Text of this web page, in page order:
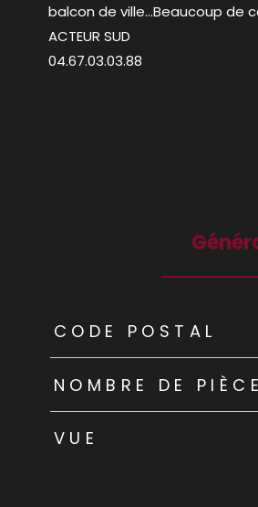
balcon de ville...Beaucoup de
ACTEUR SUD
04.67.03.03.88
TRAD_ZEPHYR_Caracteristique
CODE POSTAL
NOMBRE DE
VUE